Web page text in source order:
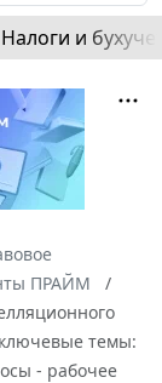
Налоги и
ПРАЙМ
темы:
- рабочее